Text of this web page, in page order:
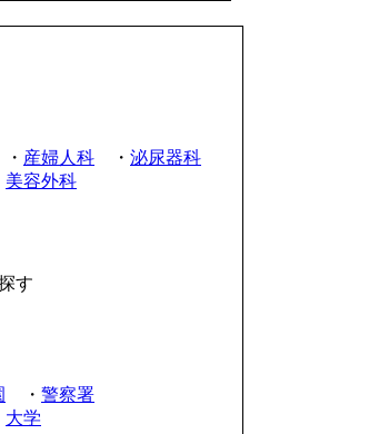
産婦人科 ・ 泌尿器科
美容外科
す
・ 警察署
大学